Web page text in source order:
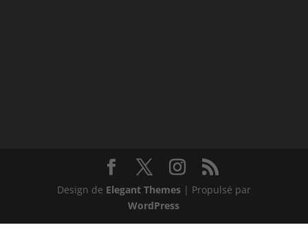
Design de Elegant Themes| Propulsé par
WordPress